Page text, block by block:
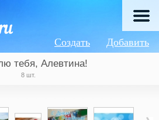
Добавить
Создать
тебя, Алевтина!
8 шт.